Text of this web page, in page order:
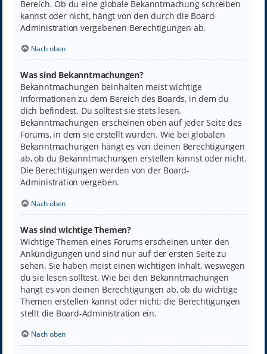
Bereich. Ob du eine globale Bekanntmachung schreiben
kannst oder nicht, hängt von den durch die Board-
Administration vergebenen Berechtigungen ab.
Nach oben
Was sind Bekanntmachungen?
Bekanntmachungen beinhalten meist wichtige
Informationen zu dem Bereich des Boards, in dem du
dich befindest. Du solltest sie stets lesen.
Bekanntmachungen erscheinen oben auf jeder Seite des
Forums, in dem sie erstellt wurden. Wie bei globalen
Bekanntmachungen hängt es von deinen Berechtigungen
ab, ob du Bekanntmachungen erstellen kannst oder nicht.
Die Berechtigungen werden von der Board-
Administration vergeben.
Nach oben
Was sind wichtige Themen?
Wichtige Themen eines Forums erscheinen unter den
Ankündigungen und sind nur auf der ersten Seite zu
sehen. Sie haben meist einen wichtigen Inhalt, weswegen
du sie lesen solltest. Wie bei den Bekanntmachungen
hängt es von deinen Berechtigungen ab, ob du wichtige
Themen erstellen kannst oder nicht; die Berechtigungen
stellt die Board-Administration ein.
Nach oben